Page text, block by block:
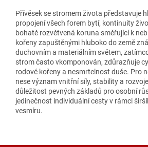
Přívěsek se stromem života představuje
propojení všech forem bytí, kontinuity
bohatě rozvětvená koruna směřující k
kořeny zapuštěnými hluboko do země
duchovním a materiálním světem,
strom často vkomponován, zdůrazňuje
rodové kořeny a nesmrtelnost duše. Pro
nese význam vnitřní síly, stability a
důležitost pevných základů pro osobní
jedinečnost individuální cesty v rámci
vesmíru.